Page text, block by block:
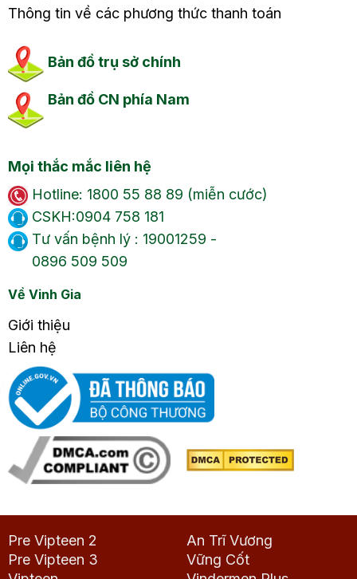
Thông tin về các phương thức thanh toán
Bản đồ trụ sở chính
Bản đồ CN phía Nam
Mọi thắc mắc liên hệ
Hotline: 1800 55 88 89 (miễn cước)
CSKH:0904 758 181
Tư vấn bệnh lý : 19001259 -
0896 509 509
Về Vinh Gia
Giới thiệu
Liên hệ
Pre Vipteen 2
Pre Vipteen 3
An Trĩ Vương
Vững Cốt